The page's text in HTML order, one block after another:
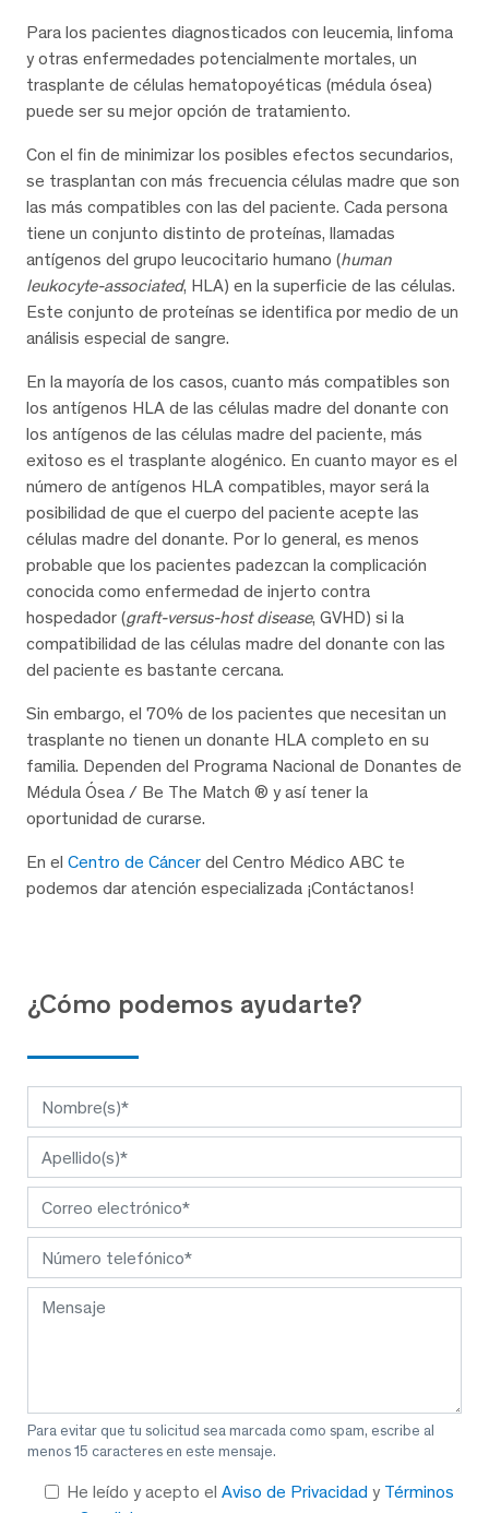
Para los pacientes diagnosticados con leucemia, linfoma
y otras enfermedades potencialmente mortales, un
trasplante de células hematopoyéticas (médula ósea)
puede ser su mejor opción de tratamiento.
Con el fin de minimizar los posibles efectos secundarios,
se trasplantan con más frecuencia células madre que son
las más compatibles con las del paciente. Cada persona
tiene un conjunto distinto de proteínas, llamadas
antígenos del grupo leucocitario humano (human
leukocyte-associated, HLA) en la superficie de las células.
Este conjunto de proteínas se identifica por medio de un
análisis especial de sangre.
En la mayoría de los casos, cuanto más compatibles son
los antígenos HLA de las células madre del donante con
los antígenos de las células madre del paciente, más
exitoso es el trasplante alogénico. En cuanto mayor es el
número de antígenos HLA compatibles, mayor será la
posibilidad de que el cuerpo del paciente acepte las
células madre del donante. Por lo general, es menos
probable que los pacientes padezcan la complicación
conocida como enfermedad de injerto contra
hospedador (graft-versus-host disease, GVHD) si la
compatibilidad de las células madre del donante con las
del paciente es bastante cercana.
Sin embargo, el 70% de los pacientes que necesitan un
trasplante no tienen un donante HLA completo en su
familia. Dependen del Programa Nacional de Donantes de
Médula Ósea / Be The Match ® y así tener la
oportunidad de curarse.
En el Centro de Cáncer del Centro Médico ABC te
podemos dar atención especializada ¡Contáctanos!
¿Cómo podemos ayudarte?
Para evitar que tu solicitud sea marcada como spam, escribe al
menos 15 caracteres en este mensaje.
He leído y acepto el Aviso de Privacidad y Términos